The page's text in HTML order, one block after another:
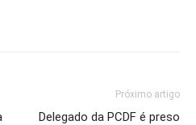
Próximo artigo
Delegado da PCDF é preso